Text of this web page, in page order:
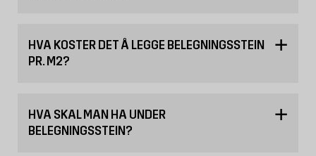
HVA KOSTER DET Å LEGGE BELEGNINGSSTEIN
PR. M2?
HVA SKAL MAN HA UNDER
BELEGNINGSSTEIN?